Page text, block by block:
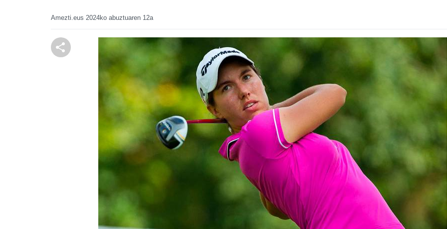
Amezti.eus 2024ko abuztuaren 12a